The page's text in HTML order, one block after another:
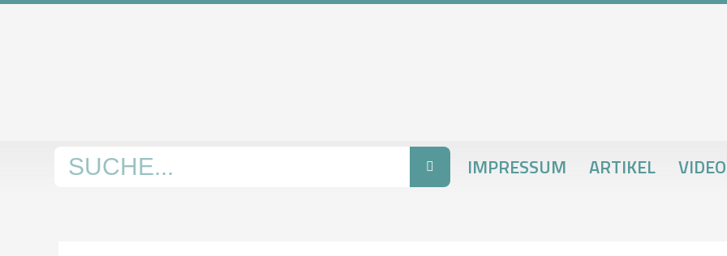
Zum
IMPRESSUM ARTIKEL